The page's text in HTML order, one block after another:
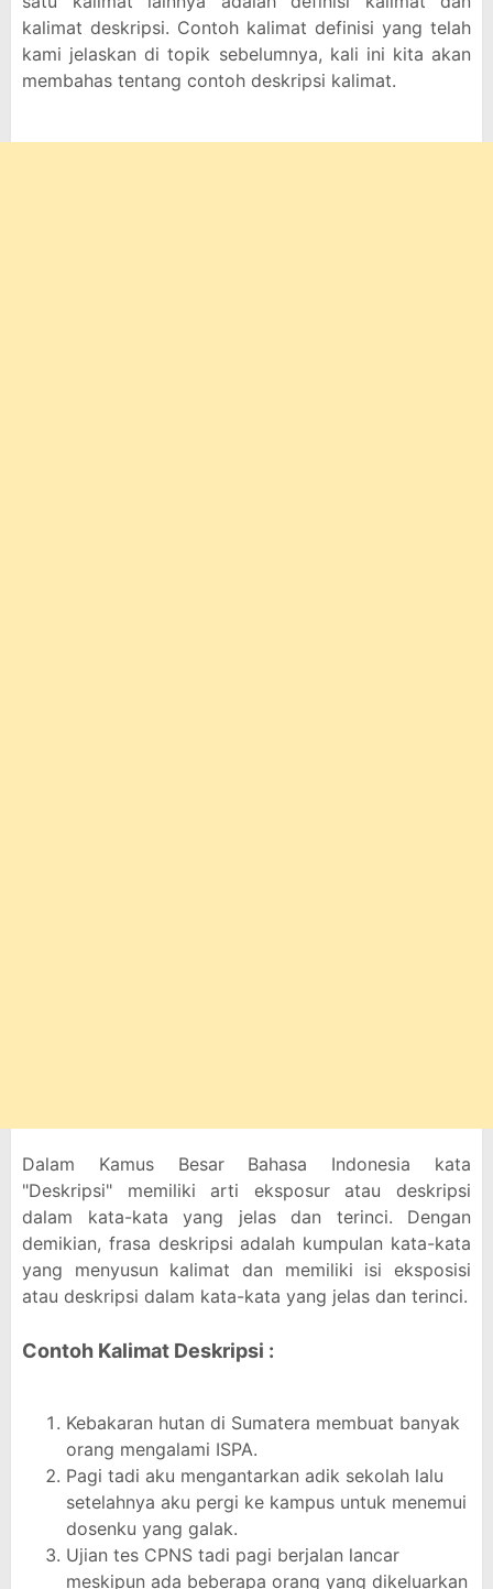
kalimat deskripsi. Contoh kalimat definisi yang telah
kami jelaskan di topik sebelumnya, kali ini kita akan
membahas tentang contoh deskripsi kalimat.
Dalam Kamus Besar Bahasa Indonesia kata
"Deskripsi" memiliki arti eksposur atau deskripsi
dalam kata-kata yang jelas dan terinci. Dengan
demikian, frasa deskripsi adalah kumpulan kata-kata
yang menyusun kalimat dan memiliki isi eksposisi
atau deskripsi dalam kata-kata yang jelas dan terinci.
Contoh Kalimat Deskripsi :
Kebakaran hutan di Sumatera membuat banyak
orang mengalami ISPA.
Pagi tadi aku mengantarkan adik sekolah lalu
setelahnya aku pergi ke kampus untuk menemui
dosenku yang galak.
Ujian tes CPNS tadi pagi berjalan lancar
meskipun ada beberapa orang yang dikeluarkan